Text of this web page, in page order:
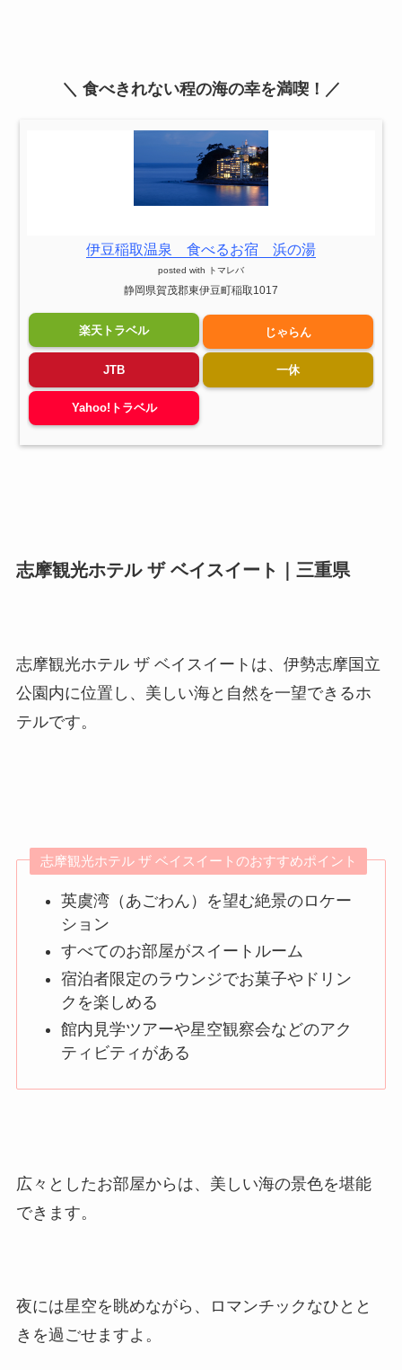
＼ 食べきれない程の海の幸を満喫！／
伊豆稲取温泉 食べるお宿 浜の湯
posted with トマレバ
静岡県賀茂郡東伊豆町稲取1017
楽天トラベル じゃらん
JTB 一休
Yahoo!トラベル
志摩観光ホテル ザ ベイスイート｜三重県
志摩観光ホテル ザ ベイスイートは、伊勢志摩国立
公園内に位置し、美しい海と自然を一望できるホ
テルです。
志摩観光ホテル ザ ベイスイートのおすすめポイント
英虞湾（あごわん）を望む絶景のロケー
ション
すべてのお部屋がスイートルーム
宿泊者限定のラウンジでお菓子やドリン
クを楽しめる
館内見学ツアーや星空観察会などのアク
ティビティがある
広々としたお部屋からは、美しい海の景色を堪能
できます。
夜には星空を眺めながら、ロマンチックなひとと
きを過ごせますよ。